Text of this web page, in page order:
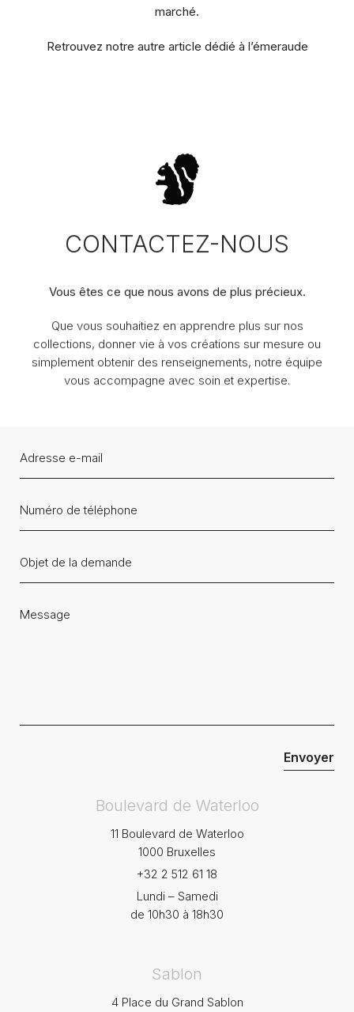
marché.
Retrouvez notre autre article dédié à l’émeraude
CONTACTEZ-NOUS
Vous êtes ce que nous avons de plus précieux.
Que vous souhaitiez en apprendre plus sur nos
collections, donner vie à vos créations sur mesure ou
simplement obtenir des renseignements, notre équipe
vous accompagne avec soin et expertise.
Boulevard de Waterloo
11 Boulevard de Waterloo
1000 Bruxelles
+32 2 512 61 18
Lundi – Samedi
de 10h30 à 18h30
Sablon
4 Place du Grand Sablon